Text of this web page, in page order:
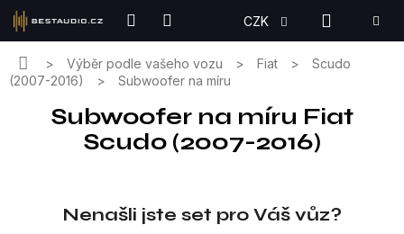
Přejít
obsah
CZK
KOŠÍK
DomůVýběr podle vašeho vozu Fiat
Scudo
(2007-2016)
Subwoofer na míru
Subwoofer na míru Fiat
Scudo (2007-2016)
Nenašli jste set pro Váš vůz?